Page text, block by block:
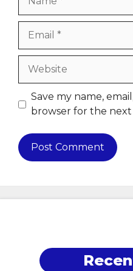
Website
Save my name,
browser for the